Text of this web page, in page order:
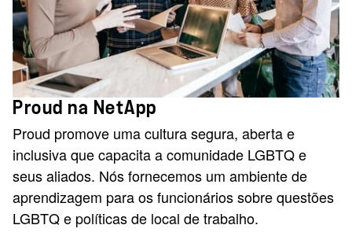
Proud na NetApp
Proud promove uma cultura segura, aberta e
inclusiva que capacita a comunidade LGBTQ e
seus aliados. Nós fornecemos um ambiente de
aprendizagem para os funcionários sobre questões
LGBTQ e políticas de local de trabalho.